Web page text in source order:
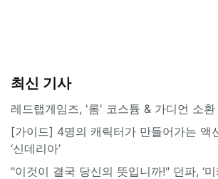
최신 기사
레드랩게임즈, '롬' 코스튬 & 가디언 소환
[가이드] 4명의 캐릭터가 만들어가는 액
‘신데리아’
"이것이 결국 당신의 뜻입니까!" 던파, ‘미